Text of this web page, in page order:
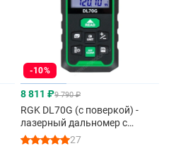
-10%
8 811 ₽9 790 ₽
RGK DL70G (с поверкой) -
лазерный дальномер с
зеленым лучом
27